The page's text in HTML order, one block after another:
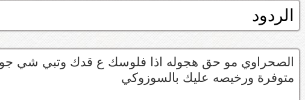
الردود
الصحراوي مو حق هجوله اذا فلوسك ع قدك وتبي شي
متوفرة ورخيصه عليك بالسوزوكي